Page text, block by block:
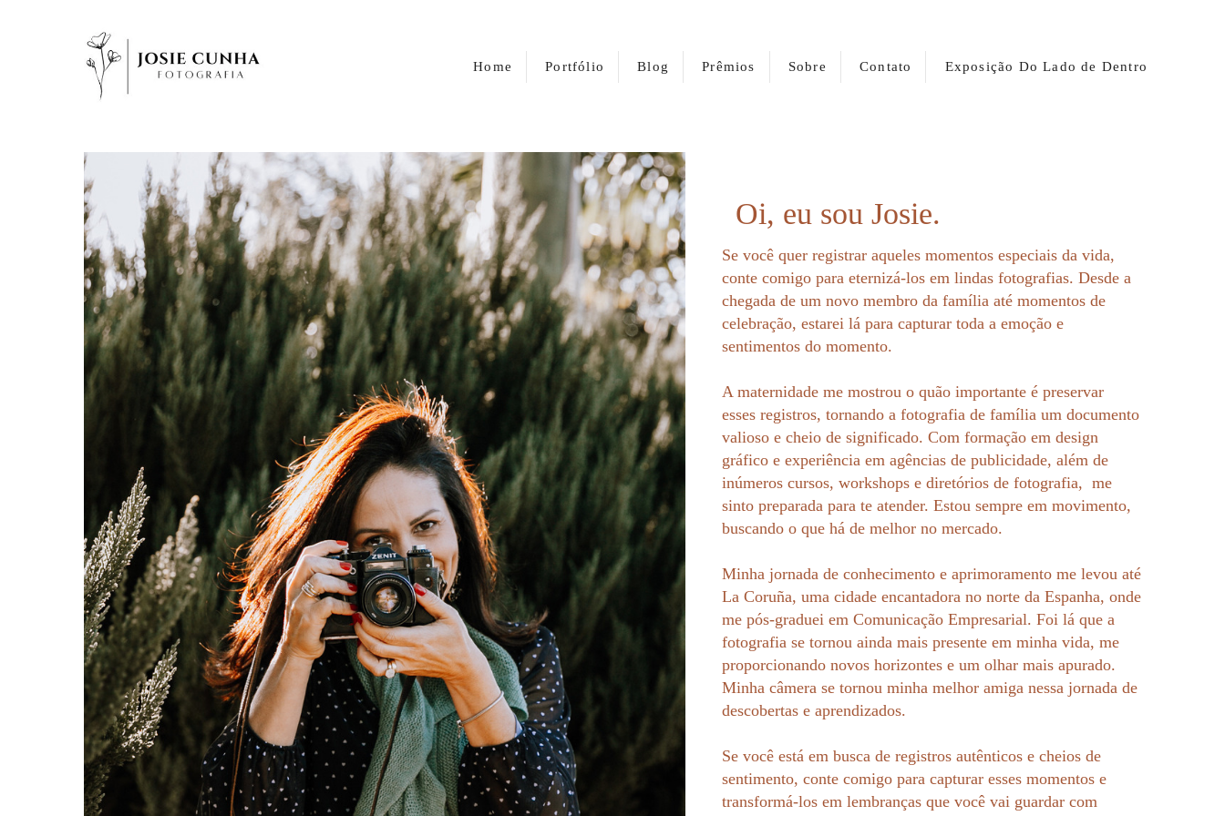
Home Portfólio Blog Prêmios Sobre Contato Exposição Do Lado de Dentro
Oi, eu sou Josie.
Se você quer registrar aqueles momentos especiais da vida,
conte comigo para eternizá-los em lindas fotografias. Desde a
chegada de um novo membro da família até momentos de
celebração, estarei lá para capturar toda a emoção e
sentimentos do momento.
A maternidade me mostrou o quão importante é preservar
esses registros, tornando a fotografia de família um documento
valioso e cheio de significado. Com formação em design
gráfico e experiência em agências de publicidade, além de
inúmeros cursos, workshops e diretórios de fotografia, me
sinto preparada para te atender. Estou sempre em movimento,
buscando o que há de melhor no mercado.
Minha jornada de conhecimento e aprimoramento me levou até
La Coruña, uma cidade encantadora no norte da Espanha, onde
me pós-graduei em Comunicação Empresarial. Foi lá que a
fotografia se tornou ainda mais presente em minha vida, me
proporcionando novos horizontes e um olhar mais apurado.
Minha câmera se tornou minha melhor amiga nessa jornada de
descobertas e aprendizados.
Se você está em busca de registros autênticos e cheios de
sentimento, conte comigo para capturar esses momentos e
transformá-los em lembranças que você vai guardar com